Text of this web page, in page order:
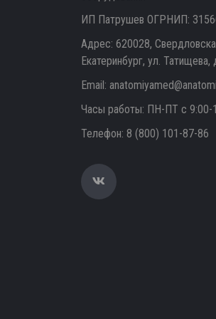
ИП Патрушев ОГРНИП:
Адрес: 620028,
Екатеринбург, ул.
Email:
Часы работы: ПН-ПТ с 9:00-
Телефон: 8 (800) 101-87-86